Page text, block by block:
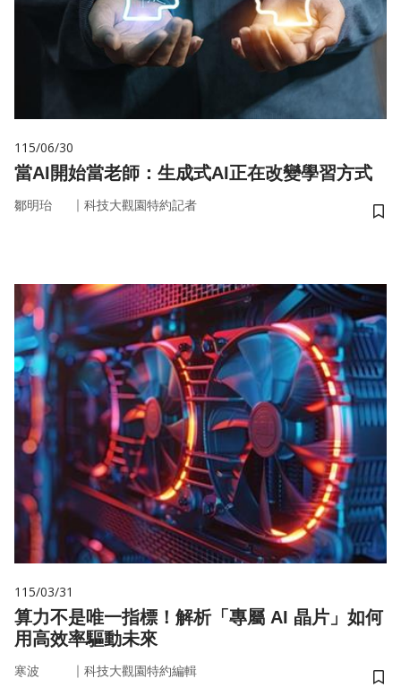
115/06/30
當AI開始當老師：生成式AI正在改變學習方式
鄒明珆 ｜ 科技大觀園特約記者
儲
115/03/31
算力不是唯一指標！解析「專屬 AI 晶片」如何
用高效率驅動未來
寒波 ｜ 科技大觀園特約編輯
儲